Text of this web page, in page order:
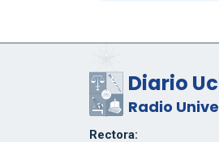
Diario
Radio
Rectora: